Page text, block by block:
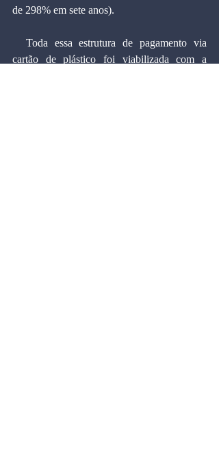
de 298% em sete anos).
cartão de plástico foi viabilizada com a